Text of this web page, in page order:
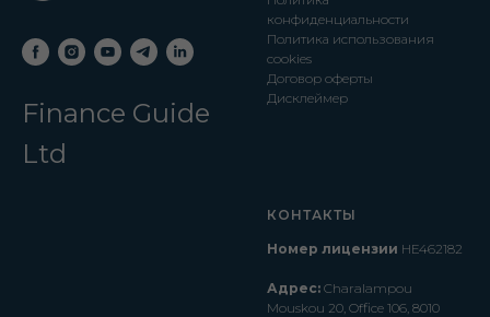
Finance Guide
Ltd
конфиденциальности
Политика использования
cookies
Договор оферты
Дисклеймер
КОНТАКТЫ
Номер лицензии HE462182
Адрес: Charalampou
Mouskou 20, Office 106, 8010